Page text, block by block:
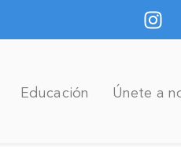
I
n
a
Educación Únete a